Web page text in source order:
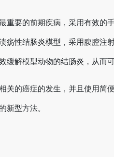
要的前期疾病，采用有效
性结肠炎模型，采用腹腔
解模型动物的结肠炎，从而
的癌症的发生，并且使用
新型方法。